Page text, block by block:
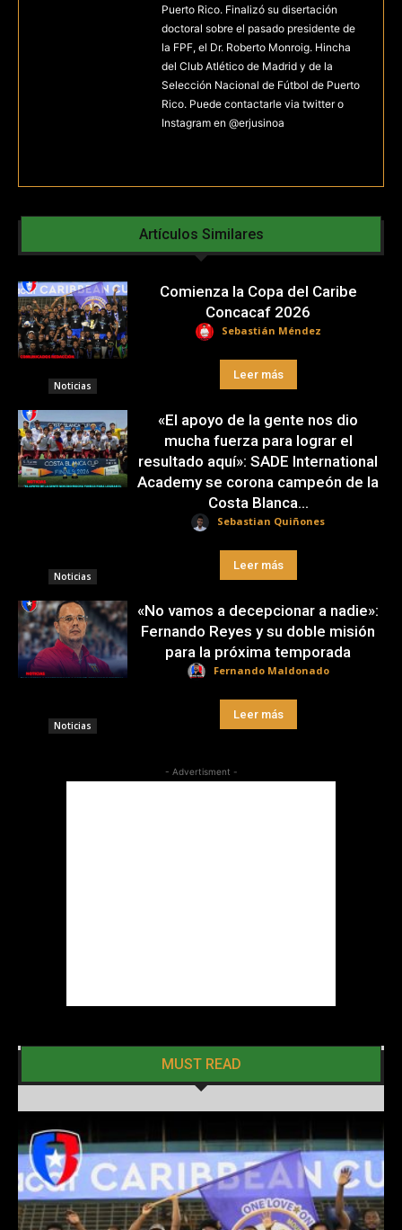
Puerto Rico. Finalizó su disertación
doctoral sobre el pasado presidente de
la FPF, el Dr. Roberto Monroig. Hincha
del Club Atlético de Madrid y de la
Selección Nacional de Fútbol de Puerto
Rico. Puede contactarle via twitter o
Instagram en @erjusinoa
Artículos Similares
Noticias
Comienza la Copa del Caribe
Concacaf 2026
Sebastián Méndez
Leer más
Noticias
«El apoyo de la gente nos dio
mucha fuerza para lograr el
resultado aquí»: SADE International
Academy se corona campeón de la
Costa Blanca...
Sebastian Quiñones
Leer más
Noticias
«No vamos a decepcionar a nadie»:
Fernando Reyes y su doble misión
para la próxima temporada
Fernando Maldonado
Leer más
- Advertisment -
MUST READ